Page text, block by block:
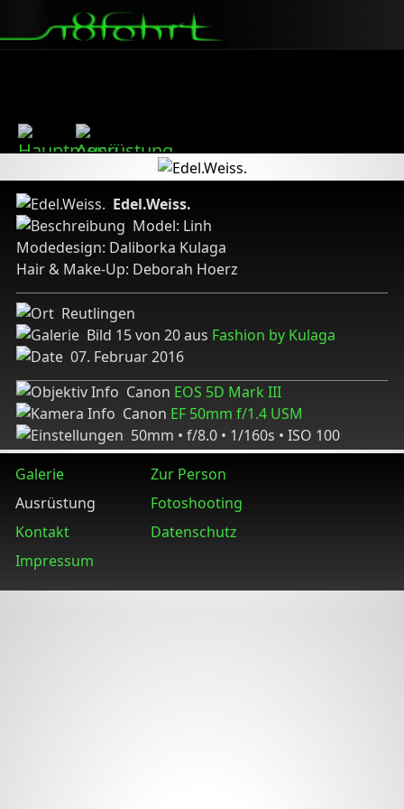
Edel.Weiss.
Model: Linh
Modedesign: Daliborka Kulaga
Hair & Make-Up: Deborah Hoerz
Reutlingen
Bild 15 von 20 aus Fashion by Kulaga
07. Februar 2016
Canon EOS 5D Mark III
Canon EF 50mm f/1.4 USM
50mm • f/8.0 • 1/160s • ISO 100
Galerie
Zur Person
Ausrüstung
Fotoshooting
Kontakt
Datenschutz
Impressum